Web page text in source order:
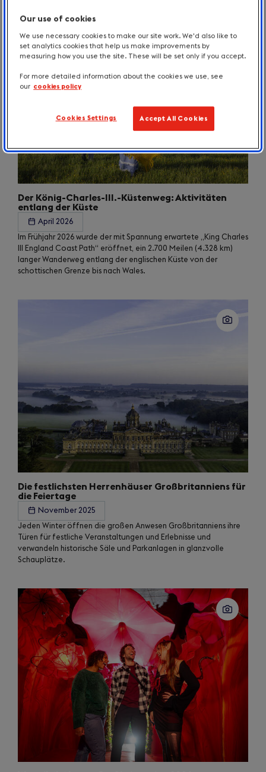
Der König-Charles-III.-Küstenweg: Aktivitäten
entlang der Küste
April 2026
Im Frühjahr 2026 wurde der mit Spannung erwartete „King Charles
III England Coast Path“ eröffnet, ein 2.700 Meilen (4.328 km)
langer Wanderweg entlang der englischen Küste von der
schottischen Grenze bis nach Wales.
Die festlichsten Herrenhäuser Großbritanniens für
die Feiertage
November 2025
Jeden Winter öffnen die großen Anwesen Großbritanniens ihre
Türen für festliche Veranstaltungen und Erlebnisse und
verwandeln historische Säle und Parkanlagen in glanzvolle
Schauplätze.
Our use of cookies
We use necessary cookies to make our site work. We'd also like to
set analytics cookies that help us make improvements by
measuring how you use the site. These will be set only if you accept.
For more detailed information about the cookies we use, see
our cookies policy
Cookies Settings Accept All Cookies